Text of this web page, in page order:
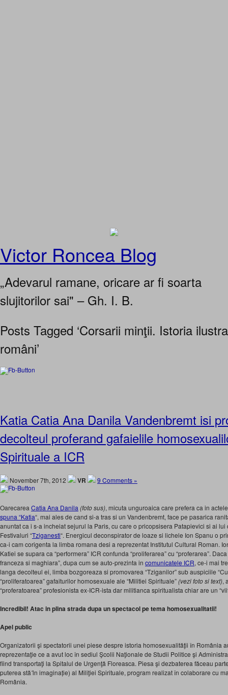
Victor Roncea Blog
„Adevarul ramane, oricare ar fi soarta
slujitorilor sai" – Gh. I. B.
Posts Tagged ‘Corsarii minţii. Istoria
români’
Katia Catia Ana Danila Vandenbremt isi
decolteul proferand gafaielile
Spirituale a ICR
November 7th, 2012 VR 9 Comments »
Oarecarea Catia Ana Danila (foto sus), micuta unguroaica care prefera ca in
spuna “Katia“, mai ales de cand si-a tras si un Vandenbremt, face pe pasarica
anuntat ca i s-a incheiat sejurul la Paris, cu care o pricopsisera Patapievici si ai
Festivaluri “Tziganesti“. Energicul deconspirator de loaze si lichele Ion Spanu o
ca-i cam corigenta la limba romana desi a reprezentat Institutul Cultural Roman.
Katiei se supara ca “performera” ICR confunda “proliferarea” cu “proferarea”.
franceza si maghiara”, dupa cum se auto-prezinta in comunicatele ICR, ce-i mai
langa decolteul ei, limba bozgoreaza si promovarea “Tziganilor” sub auspiciile
“proliferatoarea” gafaiturilor homosexuale ale “Militiei Spirituale”(vezi foto si text),
“proferatoarea” profesionista ex-ICR-ista dar militianca spiritualista chiar are un
Incredibil! Atac in plina strada dupa un spectacol pe tema homosexualitatii!
Apel public
Organizatorii şi spectatorii unei piese despre istoria homosexualităţii în România
reprezentaţie ce a avut loc în sediul Şcolii Naţionale de Studii Politice şi
fiind transportaţi la Spitalul de Urgenţă Floreasca. Piesa şi dezbaterea făceau
puterea stă ȋn imaginație) al Miliţiei Spirituale, program realizat în colaborare cu
România.